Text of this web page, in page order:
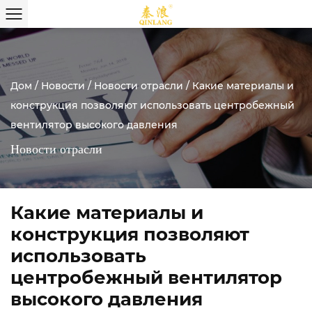
Дом / Новости / Новости отрасли / Какие материалы и
конструкция позволяют использовать центробежный
вентилятор высокого давления
Новости отрасли
Какие материалы и
конструкция позволяют
использовать
центробежный вентилятор
высокого давления